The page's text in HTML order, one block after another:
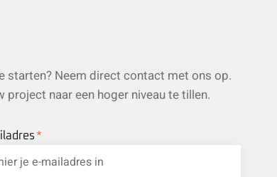
starten? Neem direct contact met ons op.
naar een hoger niveau te tillen.
*